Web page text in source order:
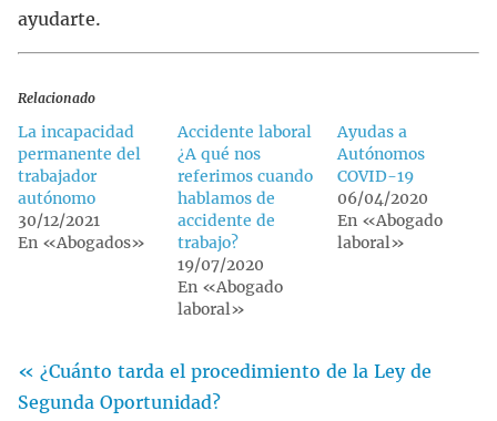
ayudarte.
Relacionado
La incapacidad
permanente del
trabajador
autónomo
30/12/2021
En «Abogados»
Accidente laboral
¿A qué nos
referimos cuando
hablamos de
accidente de
trabajo?
19/07/2020
En «Abogado
laboral»
Ayudas a
Autónomos
COVID-19
06/04/2020
En «Abogado
laboral»
« ¿Cuánto tarda el procedimiento de la Ley de
Segunda Oportunidad?